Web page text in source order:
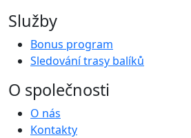
Služby
Bonus program
Sledování trasy balíků
O společnosti
O nás
Kontakty